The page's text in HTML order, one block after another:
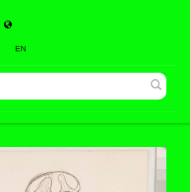
EN